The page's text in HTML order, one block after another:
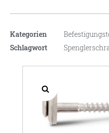
Kategorien
Schlagwort